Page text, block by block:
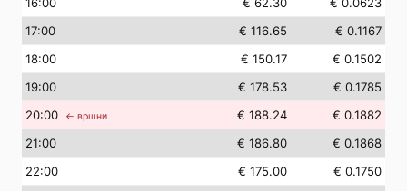
17:00 € 116.65
€ 0.1167
18:00 € 150.17
€ 0.1502
19:00 € 178.53
€ 0.1785
20:00 ← вршни € 188.24
€ 0.1882
21:00 € 186.80
€ 0.1868
22:00 € 175.00
€ 0.1750